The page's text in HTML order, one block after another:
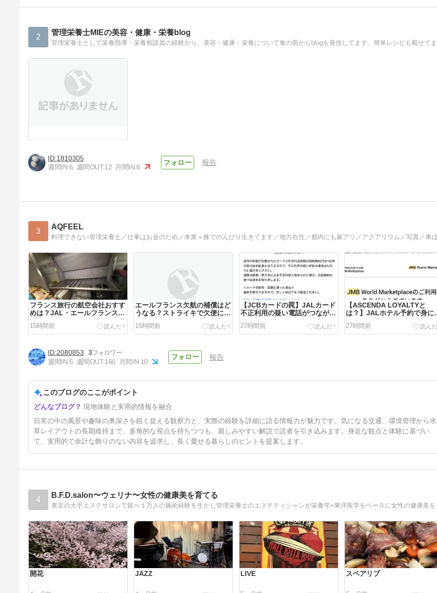
2 管理栄養士MIEの美容・健康・栄養blog
1810305
週間IN:6 週間OUT:12 月間IN:6
報告
3 AQFEEL
フランス旅行の航空会社おすす
めは？JAL・エールフランスを
15時間前
エールフランス欠航の補償はど
うなる？ストライキで欠便にな
15時間前
【JCBカードの罠】JALカード
不正利用の疑い電話がつながら
なぐ裏ワザと実録トラブル対処
法
27時間前
【ASCENDA LOYALTYと
は？】JALホテル予約で身に
起きた恐怖と真相
27時間前
フランス旅行のホテルおすすめ
｜パリ1区「オテル デューク
立地・朝食・注意点を本音レビ
ュー
29時間前
2080853
3
週間IN:5 週間OUT:160 月間IN:10
報告
このブログのここがポイント
現地体験と実用的情報を融合
日常の中の風景や趣味の奥深さを鋭く捉える観察力と、実際の経験を詳細に語る情報力が魅力です。気になる交通、環境管理から水
草レイアウトの長期維持まで、多角的な視点を持ちつつも、親しみやすい解説で読者を引き込みます。身近な観点と体験に基づい
て、実用的で余計な飾りのない内容を追求し、長く愛せる暮らしのヒントを提案します。
4 B.F.D.salon〜ウェリナ〜女性の健康美を育てる
東京の大手エステサ
開花 JAZZ LIVE スペアリブ